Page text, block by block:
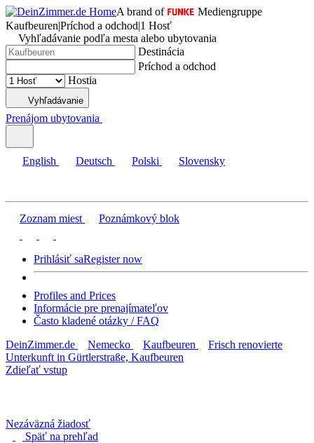
A brand of
Mediengruppe
Kaufbeuren|Príchod a odchod|1 Hosť
Vyhľadávanie podľa mesta alebo ubytovania
Destinácia
Príchod a odchod
Hostia
Vyhľadávanie
Prenájom ubytovania
English Deutsch Polski Slovensky
Zoznam miest Poznámkový blok
Prihlásiť saRegister now
Profiles and Prices
Informácie pre prenajímateľov
Často kladené otázky / FAQ
DeinZimmer.de
Nemecko Kaufbeuren
Frisch renovierte
Unterkunft in Gürtlerstraße, Kaufbeuren
Zdieľať vstup
Nezáväzná žiadosť
Späť na prehľad